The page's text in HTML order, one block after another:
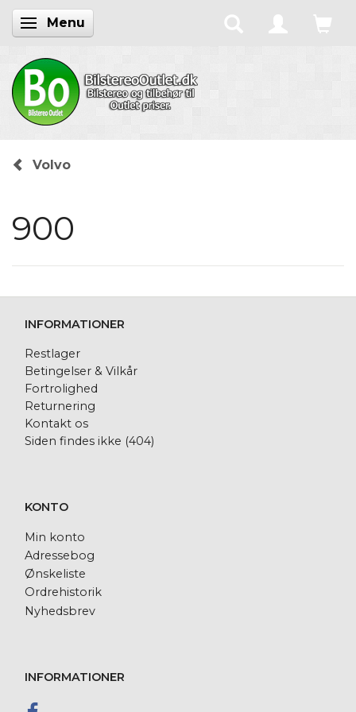
Skifte navigation
Menu
Volvo
900
INFORMATIONER
Restlager
Betingelser & Vilkår
Fortrolighed
Returnering
Kontakt os
Siden findes ikke (404)
KONTO
Min konto
Adressebog
Ønskeliste
Ordrehistorik
Nyhedsbrev
INFORMATIONER